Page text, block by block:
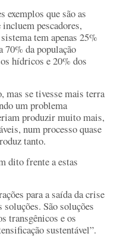
que são as
incluem pescadores,
tem apenas 25%
70% da população
hídricos e 20% dos
mas se tivesse mais terra
um problema
produzir muito mais,
num processo quase
tanto.
dito frente a estas
para a saída da crise
São soluções
transgênicos e os
sustentável”.